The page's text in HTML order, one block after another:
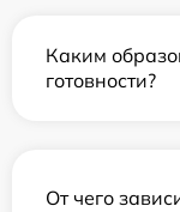
Каким
готовности?
От чего